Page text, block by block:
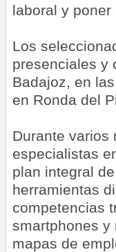
laboral y
Los
presenciales y
Badajoz, en
en Ronda del
Durante varios
especialistas
plan integral
herramientas
competencias
smartphones y
mapas de